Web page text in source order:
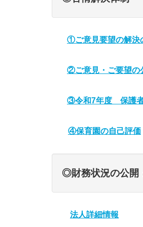
①ご意見要望の解決
②ご意見・ご要望の
③令和7年度 保護者
④保育園の自己評価
◎財務状況の公開
法人詳細情報